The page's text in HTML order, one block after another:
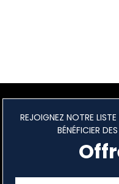
REJOIGNEZ NOTRE
BÉNÉFICIER